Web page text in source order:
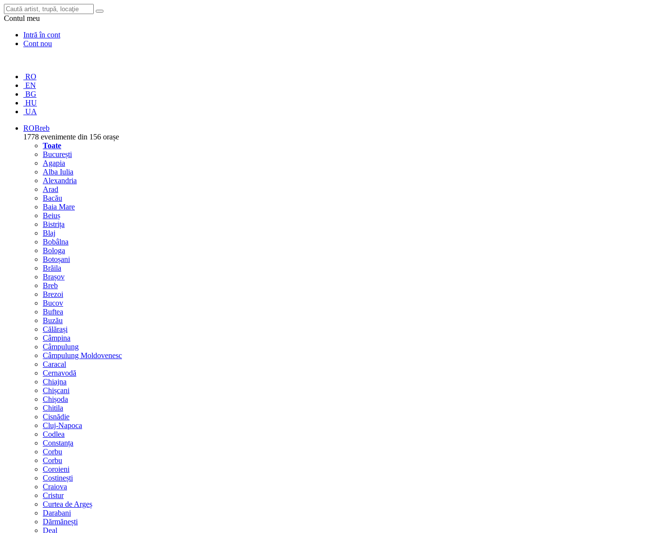
Contul meu
Intră în cont
Cont nou
RO
EN
BG
HU
UA
ROBreb
1778 evenimente din 156 orașe
Toate
București
Agapia
Alba Iulia
Alexandria
Arad
Bacău
Baia Mare
Beiuș
Bistrița
Blaj
Bobâlna
Bologa
Botoșani
Brăila
Brașov
Breb
Brezoi
Bucov
Buftea
Buzău
Călărași
Câmpina
Câmpulung
Câmpulung Moldovenesc
Caracal
Cernavodă
Chiajna
Chișcani
Chișoda
Chitila
Cisnădie
Cluj-Napoca
Codlea
Constanța
Corbu
Corbu
Coroieni
Costinești
Craiova
Cristur
Curtea de Argeș
Darabani
Dărmănești
Deal